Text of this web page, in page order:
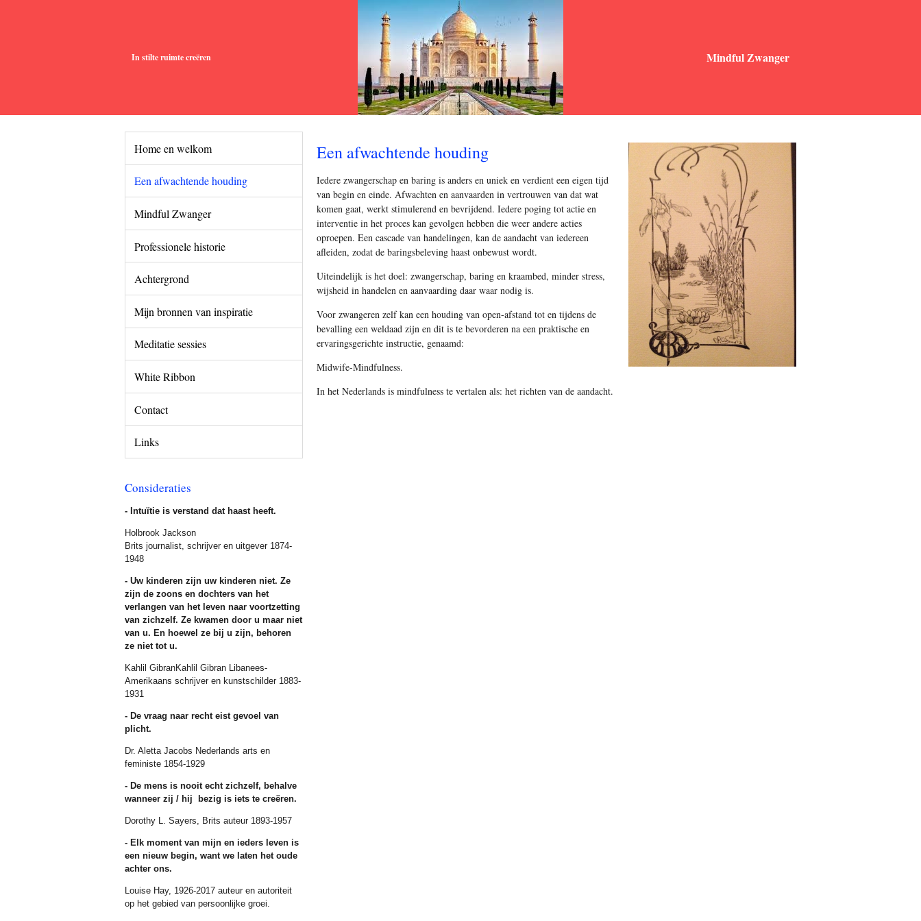
Mindful Zwanger
In stilte ruimte creëren
Een afwachtende houding
Iedere zwangerschap en baring is anders en uniek en verdient een eigen tijd
van begin en einde. Afwachten en aanvaarden in vertrouwen van dat wat
komen gaat, werkt stimulerend en bevrijdend. Iedere poging tot actie en
interventie in het proces kan gevolgen hebben die weer andere acties
oproepen. Een cascade van handelingen, kan de aandacht van iedereen
afleiden, zodat de baringsbeleving haast onbewust wordt.
Uiteindelijk is het doel: zwangerschap, baring en kraambed, minder stress,
wijsheid in handelen en aanvaarding daar waar nodig is.
Voor zwangeren zelf kan een houding van open-afstand tot en tijdens de
bevalling een weldaad zijn en dit is te bevorderen na een praktische en
ervaringsgerichte instructie, genaamd:
Midwife-Mindfulness.
In het Nederlands is mindfulness te vertalen als: het richten van de aandacht.
Home en welkom
Een afwachtende houding
Mindful Zwanger
Professionele historie
Achtergrond
Mijn bronnen van inspiratie
Meditatie sessies
White Ribbon
Contact
Links
Consideraties
- Intuïtie is verstand dat haast heeft.
Holbrook Jackson
Brits journalist, schrijver en uitgever 1874-
1948
- Uw kinderen zijn uw kinderen niet. Ze
zijn de zoons en dochters van het
verlangen van het leven naar voortzetting
van zichzelf. Ze kwamen door u maar niet
van u. En hoewel ze bij u zijn, behoren
ze niet tot u.
Kahlil GibranKahlil Gibran Libanees-
Amerikaans schrijver en kunstschilder 1883-
1931
- De vraag naar recht eist gevoel van
plicht.
Dr. Aletta Jacobs Nederlands arts en
feministe 1854-1929
- De mens is nooit echt zichzelf, behalve
wanneer zij / hij bezig is iets te creëren.
Dorothy L. Sayers, Brits auteur 1893-1957
- Elk moment van mijn en ieders leven is
een nieuw begin, want we laten het oude
achter ons.
Louise Hay, 1926-2017 auteur en autoriteit
op het gebied van persoonlijke groei.